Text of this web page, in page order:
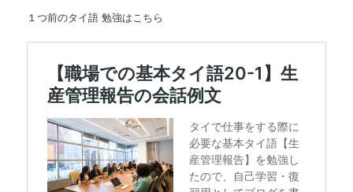
１つ前のタイ語 勉強はこちら